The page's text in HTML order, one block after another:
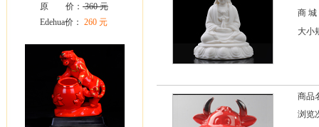
原 价： 360 元
Edehua价： 260 元
商 城
大小
商品
浏览